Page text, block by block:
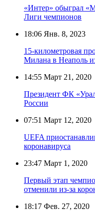
«Интер» обыграл
Лиги чемпионов
18:06 Янв. 8, 2023
15-километровая
Милана в Неаполь
14:55 Март 21, 2020
Президент ФК
России
07:51 Март 12, 2020
UEFA
коронавируса
23:47 Март 1, 2020
Первый этап
отменили из-за
18:17 Фев. 27, 2020